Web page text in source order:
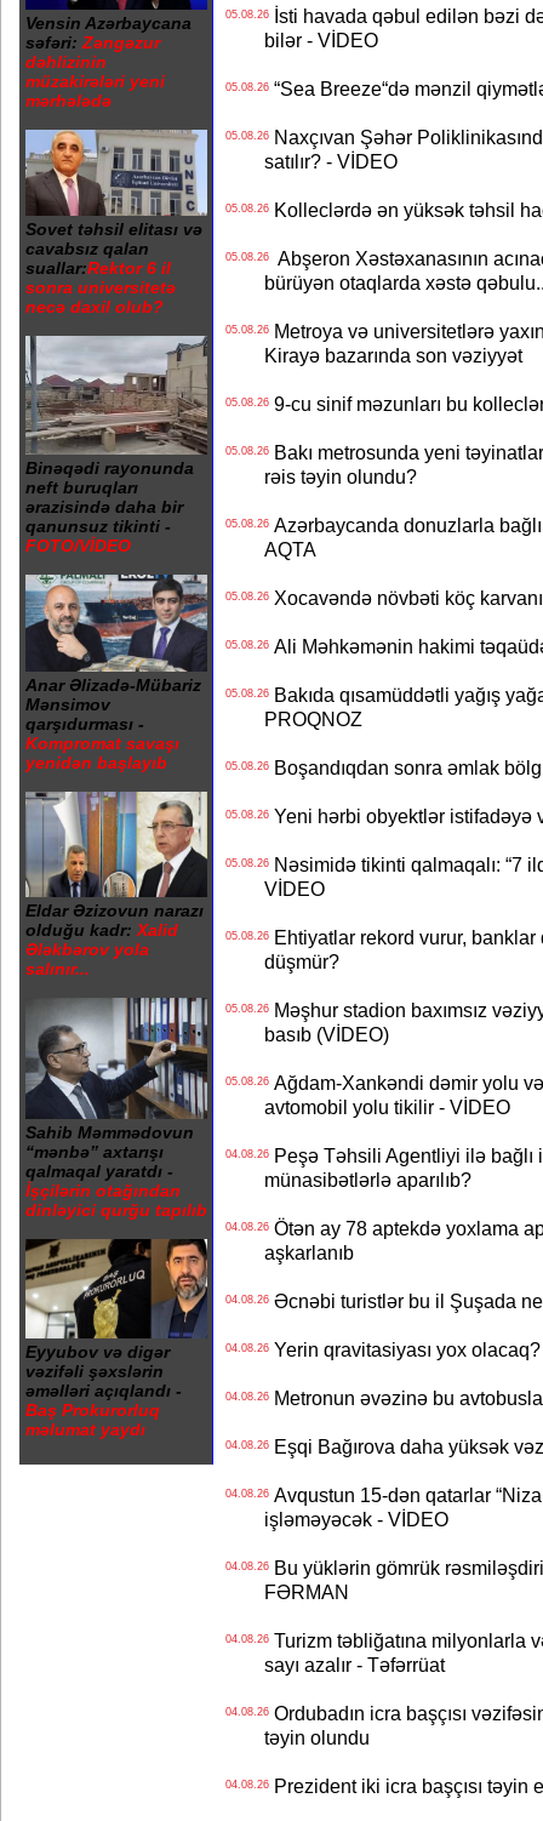
Vensin Azərbaycana
səfəri: Zəngəzur
dəhlizinin
müzakirələri yeni
mərhələdə
Sovet təhsil elitası və
cavabsız qalan
suallar:Rektor 6 il
sonra universitetə
necə daxil olub?
Binəqədi rayonunda
neft buruqları
ərazisində daha bir
qanunsuz tikinti -
FOTO/VİDEO
Anar Əlizadə-Mübariz
Mənsimov
qarşıdurması -
Kompromat savaşı
yenidən başlayıb
Eldar Əzizovun narazı
olduğu kadr: Xalid
Ələkbərov yola
salınır...
Sahib Məmmədovun
“mənbə” axtarışı
qalmaqal yaratdı -
İşçilərin otağından
dinləyici qurğu tapılıb
Eyyubov və digər
vəzifəli şəxslərin
əməlləri açıqlandı -
Baş Prokurorluq
məlumat yaydı
05.08.26İsti havada qəbul edilən bəzi
bilər - VİDEO
05.08.26“Sea Breeze“də mənzil
05.08.26Naxçıvan Şəhər
satılır? - VİDEO
05.08.26Kolleclərdə ən yüksək təhsil
05.08.26Abşeron Xəstəxanasının
bürüyən otaqlarda xəstə
05.08.26Metroya və universitetlərə
Kirayə bazarında son vəziyyət
05.08.269-cu sinif məzunları bu
05.08.26Bakı metrosunda yeni
rəis təyin olundu?
05.08.26Azərbaycanda donuzlarla
AQTA
05.08.26Xocavəndə növbəti köç
05.08.26Ali Məhkəmənin hakimi
05.08.26Bakıda qısamüddətli yağış
PROQNOZ
05.08.26Boşandıqdan sonra əmlak
05.08.26Yeni hərbi obyektlər istifadəyə
05.08.26Nəsimidə tikinti qalmaqalı: “7
VİDEO
05.08.26Ehtiyatlar rekord vurur, banklar
düşmür?
05.08.26Məşhur stadion baxımsız
basıb (VİDEO)
05.08.26Ağdam-Xankəndi dəmir yolu
avtomobil yolu tikilir - VİDEO
04.08.26Peşə Təhsili Agentliyi ilə bağlı
münasibətlərlə aparılıb?
04.08.26Ötən ay 78 aptekdə yoxlama
aşkarlanıb
04.08.26Əcnəbi turistlər bu il Şuşada
04.08.26Yerin qravitasiyası yox
04.08.26Metronun əvəzinə bu
04.08.26Eşqi Bağırova daha yüksək
04.08.26Avqustun 15-dən qatarlar
işləməyəcək - VİDEO
04.08.26Bu yüklərin gömrük
FƏRMAN
04.08.26Turizm təbliğatına milyonlarla
sayı azalır - Təfərrüat
04.08.26Ordubadın icra başçısı
təyin olundu
04.08.26Prezident iki icra başçısı təyin